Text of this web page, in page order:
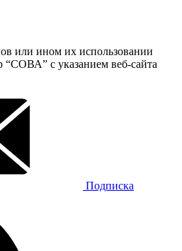
или ином их использовании
“СОВА” с указанием веб-сайта
Подписка